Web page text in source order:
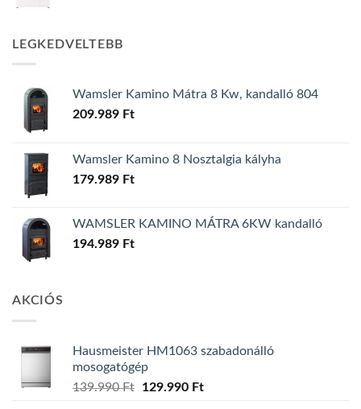
LEGKEDVELTEBB
Wamsler Kamino Mátra 8 Kw, kandalló 804
209.989 Ft
Wamsler Kamino 8 Nosztalgia kályha
179.989 Ft
WAMSLER KAMINO MÁTRA 6KW kandalló
194.989 Ft
AKCIÓS
Hausmeister HM1063 szabadonálló
mosogatógép
139.990Ft
Original
129.990 FtCurrent